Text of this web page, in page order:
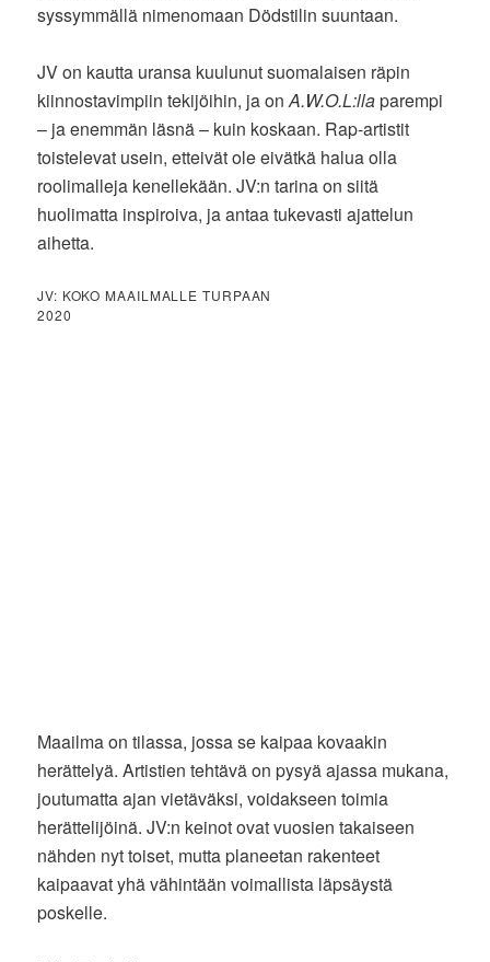
syssymmällä nimenomaan Dödstilin suuntaan.
JV on kautta uransa kuulunut suomalaisen räpin
kiinnostavimpiin tekijöihin, ja onA.W.O.L:llaparempi
– ja enemmän läsnä – kuin koskaan. Rap-artistit
toistelevat usein, etteivät ole eivätkä halua olla
roolimalleja kenellekään. JV:n tarina on siitä
huolimatta inspiroiva, ja antaa tukevasti ajattelun
aihetta.
JV: KOKO MAAILMALLE TURPAAN
2020
Maailma on tilassa, jossa se kaipaa kovaakin
herättelyä. Artistien tehtävä on pysyä ajassa mukana,
joutumatta ajan vietäväksi, voidakseen toimia
herättelijöinä. JV:n keinot ovat vuosien takaiseen
nähden nyt toiset, mutta planeetan rakenteet
kaipaavat yhä vähintään voimallista läpsäystä
poskelle.